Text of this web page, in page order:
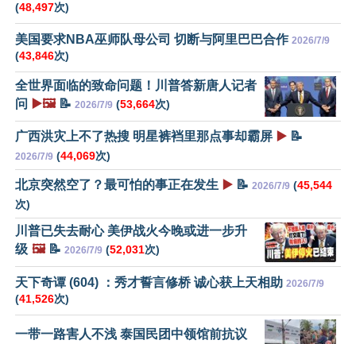
(48,497次)
美国要求NBA巫师队母公司 切断与阿里巴巴合作 2026/7/9
(43,846次)
全世界面临的致命问题！川普答新唐人记者
问 ▶️🖼️📝 2026/7/9 (53,664次)
广西洪灾上不了热搜 明星裤裆里那点事却霸屏 ▶️ 📝
2026/7/9 (44,069次)
北京突然空了？最可怕的事正在发生 ▶️ 📝 2026/7/9 (45,544
次)
川普已失去耐心 美伊战火今晚或进一步升
级 🖼️📝 2026/7/9 (52,031次)
天下奇谭 (604) ：秀才誓言修桥 诚心获上天相助 2026/7/9
(41,526次)
一带一路害人不浅 泰国民团中领馆前抗议